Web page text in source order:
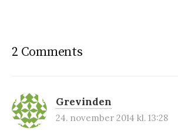
i
g
2 Comments
Grevinden
24. november 2014 kl. 13:28